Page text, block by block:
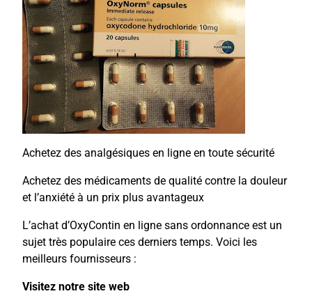
Achetez des analgésiques en ligne en toute sécurité
Achetez des médicaments de qualité contre la douleur
et l’anxiété à un prix plus avantageux
L’achat d’OxyContin en ligne sans ordonnance est un
sujet très populaire ces derniers temps. Voici les
meilleurs fournisseurs :
Visitez notre site web